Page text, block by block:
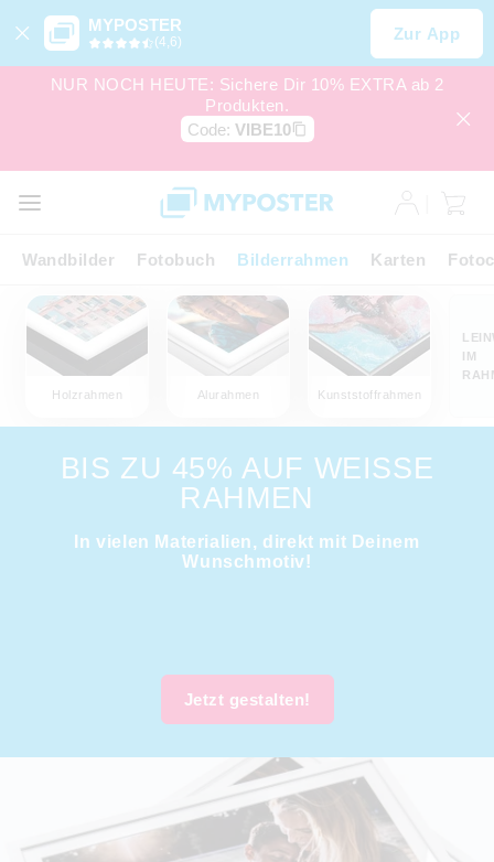
MYPOSTER
(4,6) Zur App
NUR NOCH HEUTE: Sichere Dir 10% EXTRA ab 2
Produkten.
Code: VIBE10
Wandbilder Fotobuch Bilderrahmen Karten
Holzrahmen Alurahmen Kunststoffrahmen
IM
BIS ZU 45% AUF WEISSE R
AHMEN
In vielen Materialien, direkt mit Deinem
Wunschmotiv!
Jetzt gestalten!